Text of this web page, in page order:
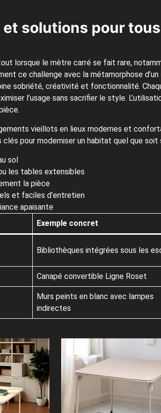
solutions pour
lorsque le mètre carré se fait rare,
ce challenge avec la métamorphose d’un
sobriété, créativité et fonctionnalité.
l’usage sans sacrifier le style.
vieillots en lieux modernes et
pour moderniser un habitat quel que soit
sol
les tables extensibles
la pièce
et faciles d’entretien
apaisante
Exemple concret
Bibliothèques intégrées sous les
Canapé convertible Ligne Roset
Murs peints en blanc avec lampes
indirectes